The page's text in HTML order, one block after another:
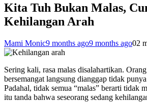
Kita Tuh Bukan Malas,
Kehilangan Arah
Mami Monic9 months ago9 months ago02
Sering kali, rasa malas disalahartikan.
bersemangat langsung dianggap tidak
Padahal, tidak semua “malas” berarti tidak
itu tanda bahwa seseorang sedang